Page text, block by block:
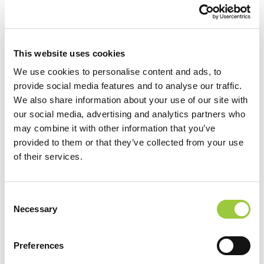
This website uses cookies
We use cookies to personalise content and ads, to
provide social media features and to analyse our traffic.
We also share information about your use of our site with
our social media, advertising and analytics partners who
may combine it with other information that you’ve
provided to them or that they’ve collected from your use
of their services.
Selection
Necessary
Preferences
Osoblje i klijenti obvezni nositi maske
postupke
Istaknute upute za epidemiološke mjere